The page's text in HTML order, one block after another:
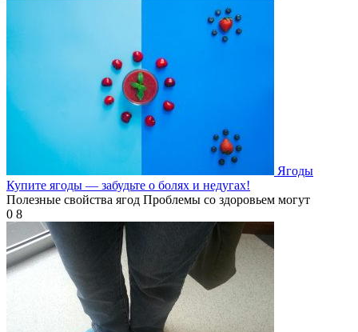
Ягоды
Купите ягоды — забудьте о болях и недугах!
Полезные свойства ягод Проблемы со здоровьем могут
0 8